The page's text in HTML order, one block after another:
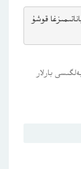
مىزغا قوشۇ
بارلار